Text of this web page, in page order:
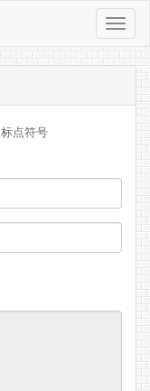
导
航
按
标点符号